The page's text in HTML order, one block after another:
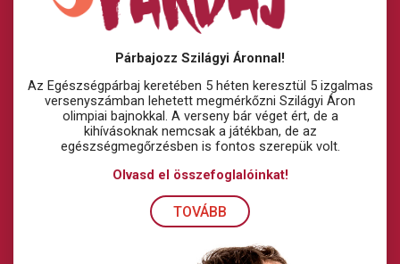
Párbajozz Szilágyi Áronnal!
Az Egészségpárbaj keretében 5 héten keresztül 5 izgalmas
versenyszámban lehetett megmérkőzni Szilágyi Áron
olimpiai bajnokkal. A verseny bár véget ért, de a
kihívásoknak nemcsak a játékban, de az
egészségmegőrzésben is fontos szerepük volt.
Olvasd el összefoglalóinkat!
TOVÁBB